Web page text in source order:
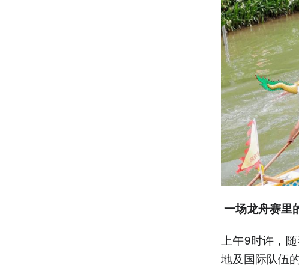
一场龙舟赛里
上午9时许，
地及国际队伍